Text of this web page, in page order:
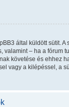
által küldött sütit. A
valamint – ha a fórum
követése és ehhez
vagy a kilépéssel, a